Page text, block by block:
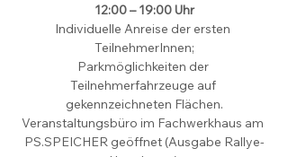
12:00 – 19:00 Uhr
Individuelle Anreise der ersten
TeilnehmerInnen;
Parkmöglichkeiten der
Teilnehmerfahrzeuge auf
gekennzeichneten Flächen.
Veranstaltungsbüro im Fachwerkhaus am
PS.SPEICHER geöffnet (Ausgabe Rallye-